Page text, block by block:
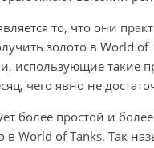
то, что они
золото вWorld of
использующие такие
чего явно не
более простой и
вWorld ofTanks. Так